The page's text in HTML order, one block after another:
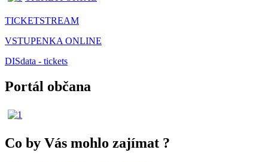
TICKETSTREAM
VSTUPENKA ONLINE
DISdata - tickets
Portál občana
Co by Vás mohlo zajímat ?